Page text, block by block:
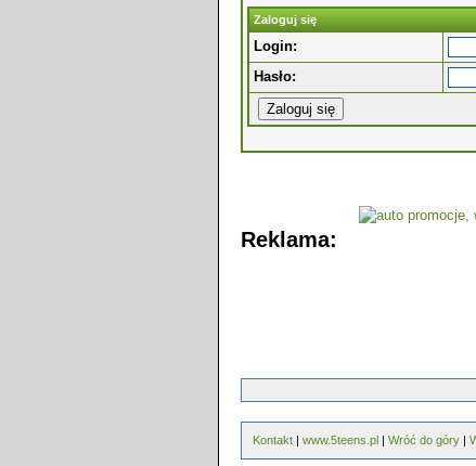
Zaloguj się
Login:
Hasło:
Reklama:
Kontakt | www.5teens.pl | Wróć do góry |